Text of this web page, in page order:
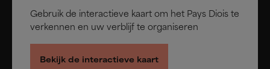
Gebruik de interactieve kaart om het Pays Diois te
verkennen en uw verblijf te organiseren
Bekijk de interactieve kaart